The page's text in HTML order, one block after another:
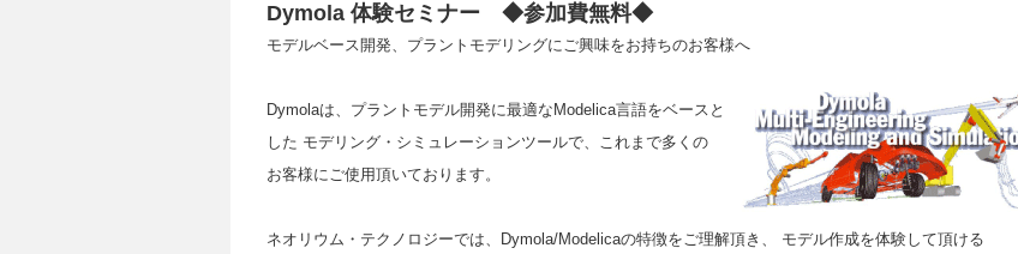
Dymola 体験セミナー ◆参加費無料◆
モデルベース開発、プラントモデリングにご興味をお持ちのお客様へ
Dymolaは、プラントモデル開発に最適なModelica言語をベースと
した モデリング・シミュレーションツールで、これまで多くの
お客様にご使用頂いております。
ネオリウム・テクノロジーでは、Dymola/Modelicaの特徴をご理解頂き、 モデル作成を体験して頂ける